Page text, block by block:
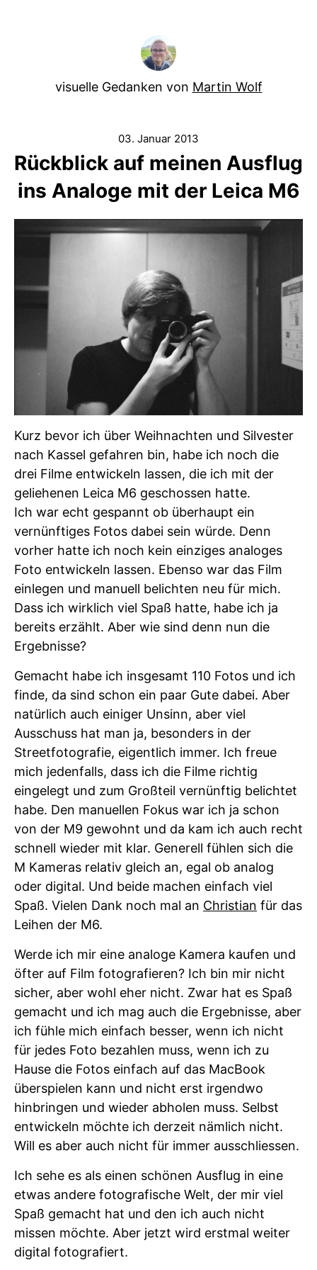
visuelle Gedanken von Martin Wolf
03. Januar 2013
Rückblick auf meinen Ausflug
ins Analoge mit der Leica M6
Kurz bevor ich über Weihnachten und Silvester
nach Kassel gefahren bin, habe ich noch die
drei Filme entwickeln lassen, die ich mit der
geliehenen Leica M6 geschossen hatte.
Ich war echt gespannt ob überhaupt ein
vernünftiges Fotos dabei sein würde. Denn
vorher hatte ich noch kein einziges analoges
Foto entwickeln lassen. Ebenso war das Film
einlegen und manuell belichten neu für mich.
Dass ich wirklich viel Spaß hatte, habe ich ja
bereits erzählt. Aber wie sind denn nun die
Ergebnisse?
Gemacht habe ich insgesamt 110 Fotos und ich
finde, da sind schon ein paar Gute dabei. Aber
natürlich auch einiger Unsinn, aber viel
Ausschuss hat man ja, besonders in der
Streetfotografie, eigentlich immer. Ich freue
mich jedenfalls, dass ich die Filme richtig
eingelegt und zum Großteil vernünftig belichtet
habe. Den manuellen Fokus war ich ja schon
von der M9 gewohnt und da kam ich auch recht
schnell wieder mit klar. Generell fühlen sich die
M Kameras relativ gleich an, egal ob analog
oder digital. Und beide machen einfach viel
Spaß. Vielen Dank noch mal an Christian für das
Leihen der M6.
Werde ich mir eine analoge Kamera kaufen und
öfter auf Film fotografieren? Ich bin mir nicht
sicher, aber wohl eher nicht. Zwar hat es Spaß
gemacht und ich mag auch die Ergebnisse, aber
ich fühle mich einfach besser, wenn ich nicht
für jedes Foto bezahlen muss, wenn ich zu
Hause die Fotos einfach auf das MacBook
überspielen kann und nicht erst irgendwo
hinbringen und wieder abholen muss. Selbst
entwickeln möchte ich derzeit nämlich nicht.
Will es aber auch nicht für immer ausschliessen.
Ich sehe es als einen schönen Ausflug in eine
etwas andere fotografische Welt, der mir viel
Spaß gemacht hat und den ich auch nicht
missen möchte. Aber jetzt wird erstmal weiter
digital fotografiert.